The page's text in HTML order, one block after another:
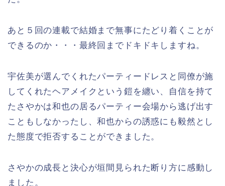
あと５回の連載で結婚まで無事にたどり着くことが
できるのか・・・最終回までドキドキしますね。
宇佐美が選んでくれたパーティードレスと同僚が施
してくれたヘアメイクという鎧を纏い、自信を持て
たさやかは和也の居るパーティー会場から逃げ出す
こともしなかったし、和也からの誘惑にも毅然とし
た態度で拒否することができました。
さやかの成長と決心が垣間見られた断り方に感動し
ました。